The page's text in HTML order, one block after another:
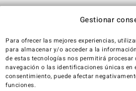
Gestionar
Para ofrecer las mejores experiencias,
para almacenar y/o acceder a la
de estas tecnologías nos permitirá
navegación o las identificaciones únicas en
consentimiento, puede afectar
funciones.